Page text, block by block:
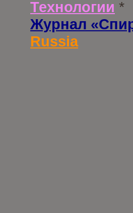
Технологии *
Журнал
Russia